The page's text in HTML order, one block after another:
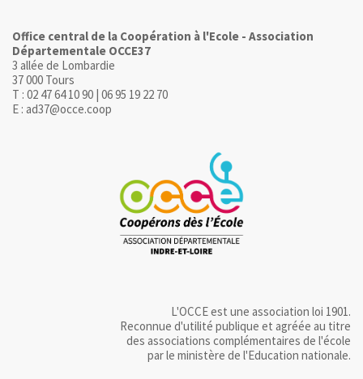
Office central de la Coopération à l'Ecole - Association
Départementale OCCE37
3 allée de Lombardie
37 000 Tours
T : 02 47 64 10 90 | 06 95 19 22 70
E : ad37@occe.coop
L'OCCE est une association loi 1901.
Reconnue d'utilité publique et agréée au titre
des associations complémentaires de l'école
par le ministère de l'Education nationale.